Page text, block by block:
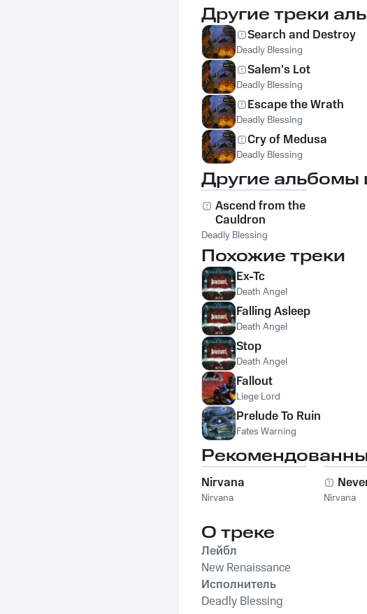
Другие треки
Search and Destroy
Deadly Blessing
Salem's Lot
Deadly Blessing
Escape the Wrath
Deadly Blessing
Cry of Medusa
Deadly Blessing
Другие альбомы
Ascend from the
Cauldron
Deadly Blessing
Похожие треки
Ex-Tc
Death Angel
Falling Asleep
Death Angel
Stop
Death Angel
Fallout
Liege Lord
Prelude To Ruin
Fates Warning
Nirvana
Nirvana Nirvana
О треке
Лейбл
New Renaissance
Исполнитель
Deadly Blessing